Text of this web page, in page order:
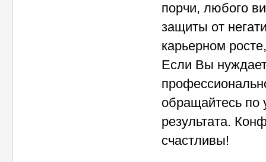
порчи, любого
защиты от
карьерном
Если Вы
обращайтесь по
результата.
счастливы!